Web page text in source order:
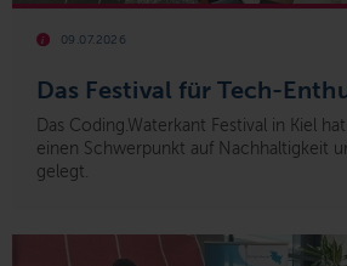
Das Festival für Tech-
09.07.2026
Das Coding.Waterkant Festival in Kiel
einen Schwerpunkt auf Nachhaltigkeit
gelegt.